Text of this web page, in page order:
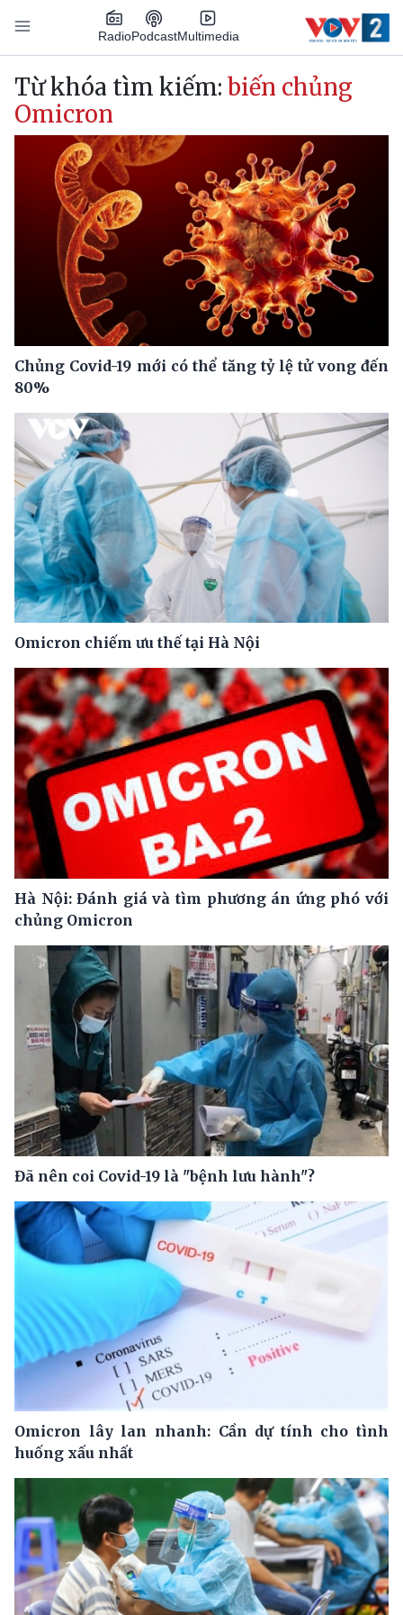
Nhảy đến nội dung
RadioPodcastMultimedia
Main navigation
Từ khóa tìm kiếm: biến chủng
Omicron
Chủng Covid-19 mới có thể tăng tỷ lệ tử vong đến
80%
Omicron chiếm ưu thế tại Hà Nội
Hà Nội: Đánh giá và tìm phương án ứng phó với
chủng Omicron
Đã nên coi Covid-19 là "bệnh lưu hành"?
Omicron lây lan nhanh: Cần dự tính cho tình
huống xấu nhất